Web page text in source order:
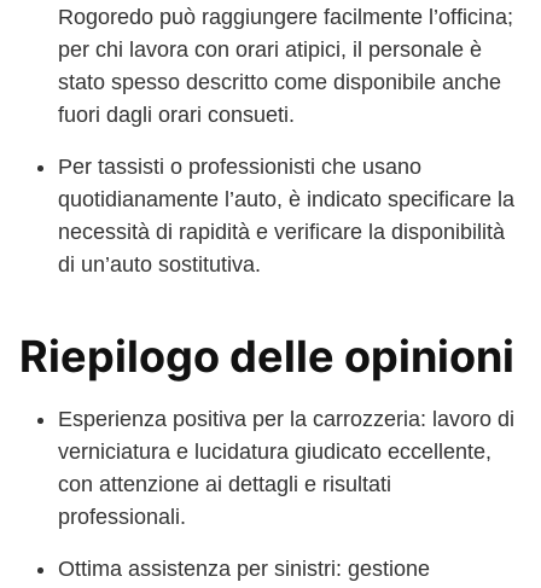
Rogoredo può raggiungere facilmente l’officina;
per chi lavora con orari atipici, il personale è
stato spesso descritto come disponibile anche
fuori dagli orari consueti.
Per tassisti o professionisti che usano
quotidianamente l’auto, è indicato specificare la
necessità di rapidità e verificare la disponibilità
di un’auto sostitutiva.
Riepilogo delle opinioni
Esperienza positiva per la carrozzeria: lavoro di
verniciatura e lucidatura giudicato eccellente,
con attenzione ai dettagli e risultati
professionali.
Ottima assistenza per sinistri: gestione